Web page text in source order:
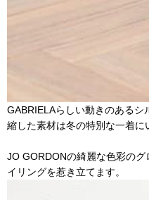
GABRIELAらしい動きのある
縮した素材は冬の特別な一着に
JO GORDONの綺麗な色彩の
イリングを惹き立てます。